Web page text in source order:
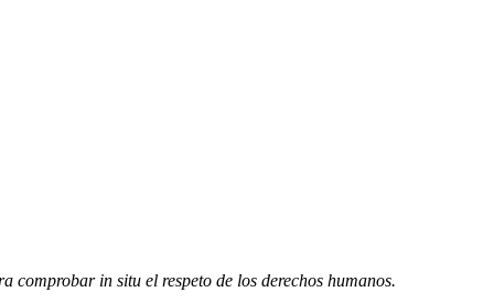
in situ el respeto de los derechos humanos.